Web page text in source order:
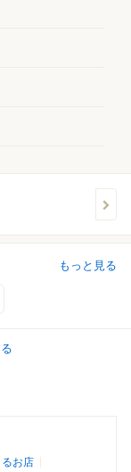
もっと見る
お店